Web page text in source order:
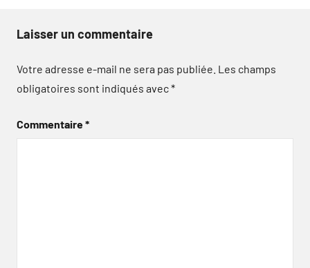
Laisser un commentaire
Votre adresse e-mail ne sera pas publiée. Les champs
obligatoires sont indiqués avec*
Commentaire*